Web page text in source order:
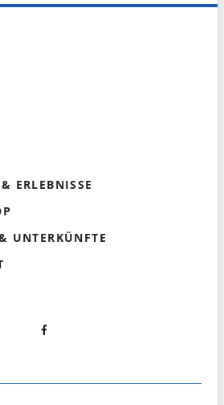
ERLEBNISSE
UNTERKÜNFTE